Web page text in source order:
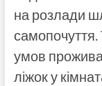
на розлади
умов
ліжок у